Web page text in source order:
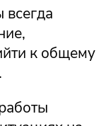
всегда
к общему